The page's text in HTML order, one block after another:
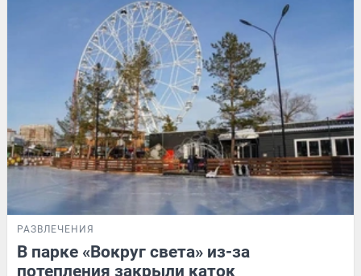
РАЗВЛЕЧЕНИЯ
В парке «Вокруг света» из-за
потепления закрыли каток